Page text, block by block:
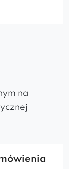
na
Model